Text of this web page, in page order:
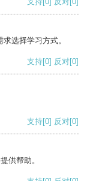
选择学习方式。
支持[0] 反对[0]
支持[0] 反对[0]
供帮助。